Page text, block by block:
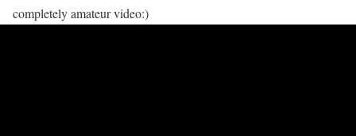
completely amateur video:)